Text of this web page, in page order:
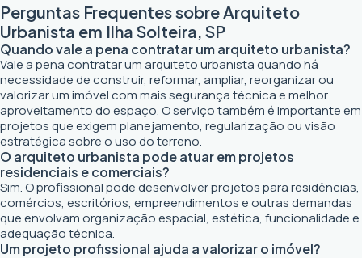
Perguntas Frequentes sobre Arquiteto
Urbanista em Ilha Solteira, SP
Quando vale a pena contratar um arquiteto urbanista?
Vale a pena contratar um arquiteto urbanista quando há
necessidade de construir, reformar, ampliar, reorganizar ou
valorizar um imóvel com mais segurança técnica e melhor
aproveitamento do espaço. O serviço também é importante em
projetos que exigem planejamento, regularização ou visão
estratégica sobre o uso do terreno.
O arquiteto urbanista pode atuar em projetos
residenciais e comerciais?
Sim. O profissional pode desenvolver projetos para residências,
comércios, escritórios, empreendimentos e outras demandas
que envolvam organização espacial, estética, funcionalidade e
adequação técnica.
Um projeto profissional ajuda a valorizar o imóvel?